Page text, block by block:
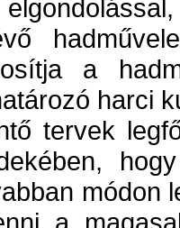
a
harci
tervek
módon
a